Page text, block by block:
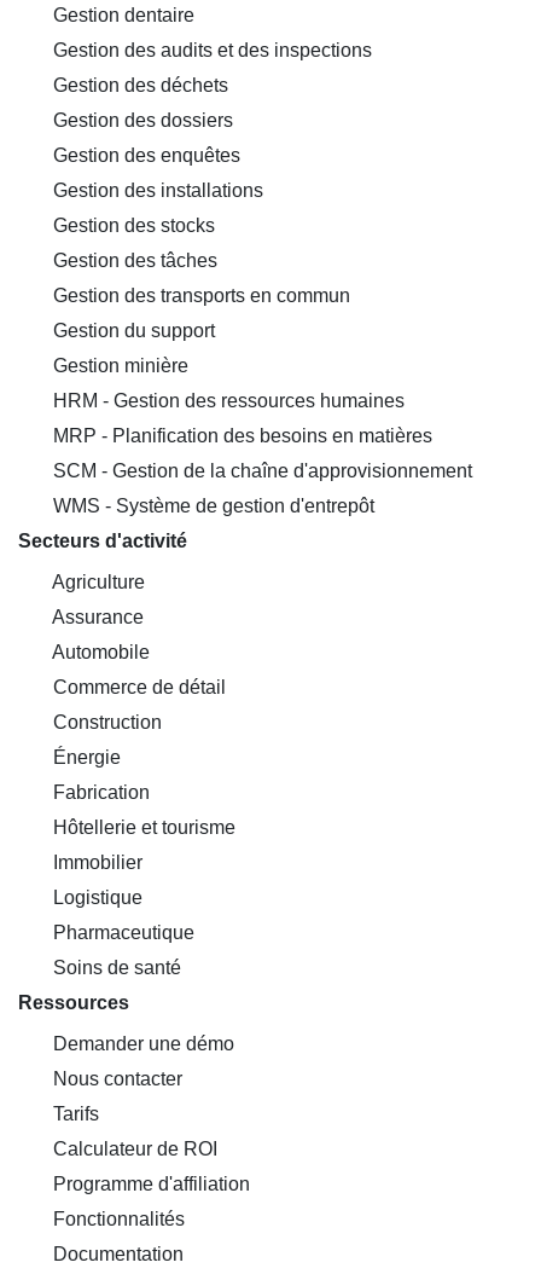
Gestion dentaire
Gestion des audits et des inspections
Gestion des déchets
Gestion des dossiers
Gestion des enquêtes
Gestion des installations
Gestion des stocks
Gestion des tâches
Gestion des transports en commun
Gestion du support
Gestion minière
HRM - Gestion des ressources humaines
MRP - Planification des besoins en matières
SCM - Gestion de la chaîne d'approvisionnement
WMS - Système de gestion d'entrepôt
Secteurs d'activité
Agriculture
Assurance
Automobile
Commerce de détail
Construction
Énergie
Fabrication
Hôtellerie et tourisme
Immobilier
Logistique
Pharmaceutique
Soins de santé
Ressources
Demander une démo
Nous contacter
Tarifs
Calculateur de ROI
Programme d'affiliation
Fonctionnalités
Documentation